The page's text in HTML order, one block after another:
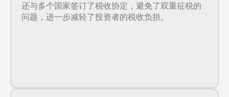
还与多个国家签订了税收协定，避免了双重征税的
问题，进一步减轻了投资者的税收负担。